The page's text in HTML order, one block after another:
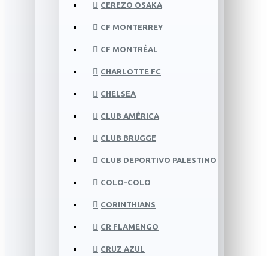
CEREZO OSAKA
CF MONTERREY
CF MONTRÉAL
CHARLOTTE FC
CHELSEA
CLUB AMÉRICA
CLUB BRUGGE
CLUB DEPORTIVO PALESTINO
COLO-COLO
CORINTHIANS
CR FLAMENGO
CRUZ AZUL